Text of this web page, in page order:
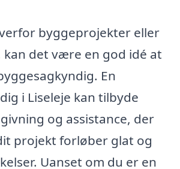
byggeprojekter eller
kan det være en god idé at
En
i Liseleje kan tilbyde
og assistance, der
projekt forløber glat og
Uanset om du er en